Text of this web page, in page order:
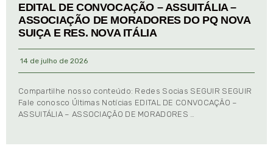
EDITAL DE CONVOCAÇÃO – ASSUITÁLIA –
ASSOCIAÇÃO DE MORADORES DO PQ NOVA
SUIÇA E RES. NOVA ITÁLIA
14 de julho de 2026
Compartilhe nosso conteúdo: Redes Socias SEGUIR SEGUIR
Fale conosco Últimas Notícias EDITAL DE CONVOCAÇÃO –
ASSUITÁLIA – ASSOCIAÇÃO DE MORADORES …